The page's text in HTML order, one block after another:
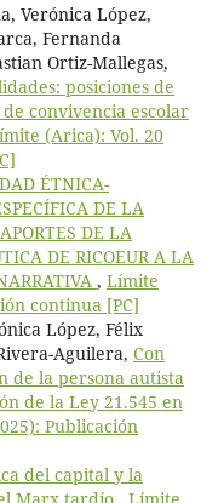
Verónica López,
Fernanda
Ortiz-Mallegas,
posiciones de
convivencia escolar
(Arica): Vol. 20
ÉTNICA-
DE LA
DE LA
DE RICOEUR A LA
, Límite
continua [PC]
López, Félix
Aguilera, Con
de la persona autista
de la Ley 21.545 en
Publicación
del capital y la